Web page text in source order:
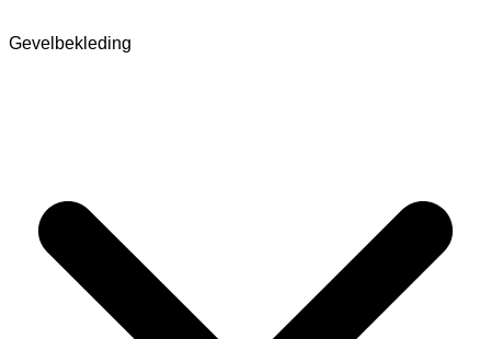
Gevelbekleding